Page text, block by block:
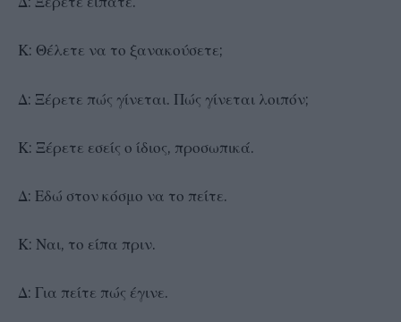
Κ: Θέλετε να το ξανακούσετε;
Δ: Ξέρετε πώς γίνεται. Πώς γίνεται λοιπόν;
Κ: Ξέρετε εσείς ο ίδιος, προσωπικά.
Δ: Εδώ στον κόσμο να το πείτε.
Κ: Ναι, το είπα πριν.
Δ: Για πείτε πώς έγινε.